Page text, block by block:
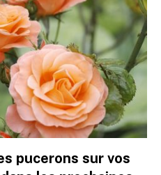
pucerons sur vos